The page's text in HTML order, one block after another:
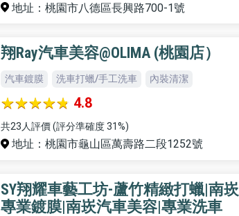
地址：桃園市八德區長興路700-1號
翔Ray汽車美容@OLIMA (桃園店）
汽車鍍膜 洗車打蠟/手工洗車 內裝清潔
4.8
共23人評價 (評分準確度 31%)
地址：桃園市龜山區萬壽路二段1252號
SY翔耀車藝工坊-蘆竹精緻打蠟|南
專業鍍膜|南崁汽車美容|專業洗車